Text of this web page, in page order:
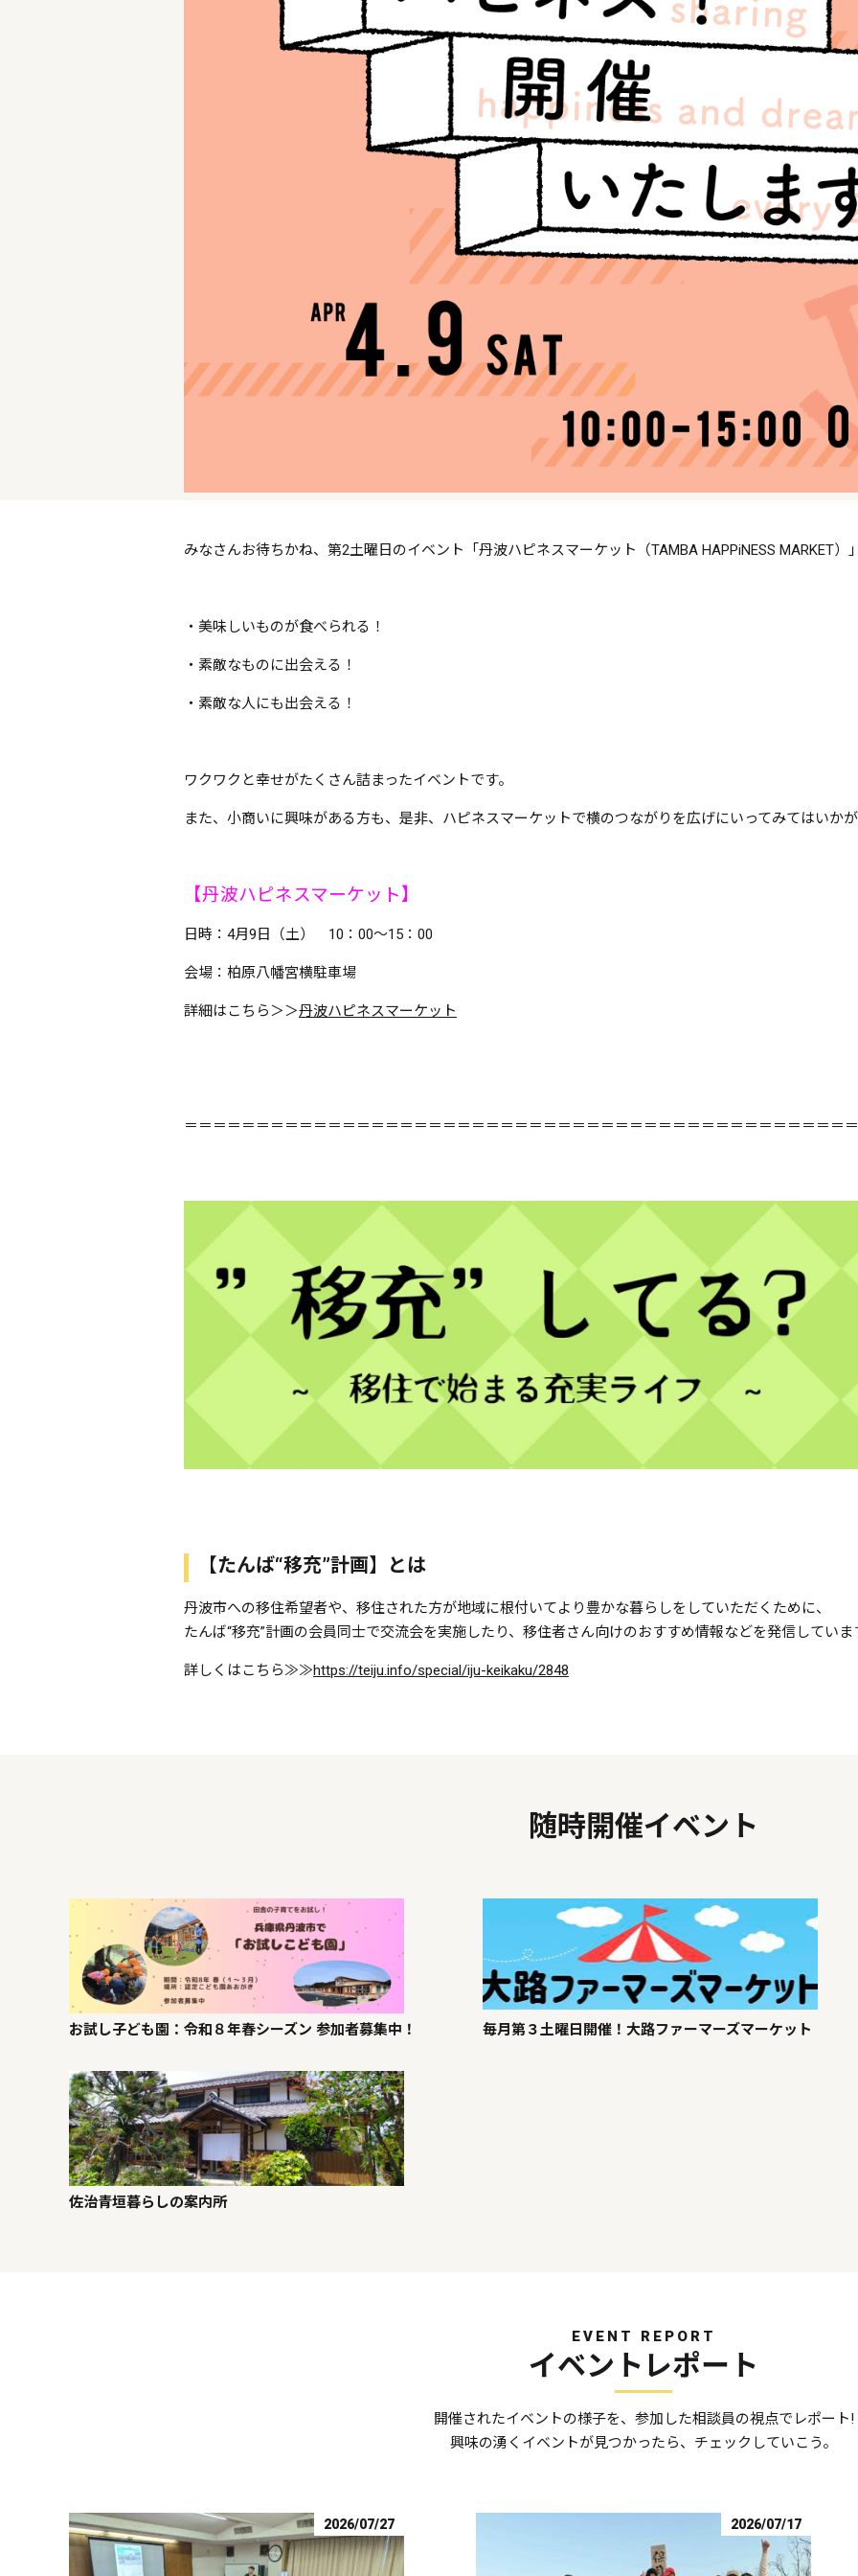
みなさんお待ちかね、第2土曜日のイベント「丹波ハピネスマーケット（TAMBA HAPPiNESS MARKET
・美味しいものが食べられる！
・素敵なものに出会える！
・素敵な人にも出会える！
ワクワクと幸せがたくさん詰まったイベントです。
また、小商いに興味がある方も、是非、ハピネスマーケットで横のつながりを広げにいってみてはいか
【丹波ハピネスマーケット】
日時：4月9日（土） 10：00～15：00
会場：柏原八幡宮横駐車場
詳細はこちら＞＞丹波ハピネスマーケット
＝＝＝＝＝＝＝＝＝＝＝＝＝＝＝＝＝＝＝＝＝＝＝＝＝＝＝＝＝＝＝＝＝＝＝＝＝＝＝＝＝＝＝＝＝＝
【たんば“移充”計画】とは
丹波市への移住希望者や、移住された方が地域に根付いてより豊かな暮らしをしていただくために、
たんば“移充”計画の会員同士で交流会を実施したり、移住者さん向けのおすすめ情報などを発信していま
詳しくはこちら≫≫https://teiju.info/special/iju-keikaku/2848
随時開催イベント
お試し子ども園：令和８年春シーズン 参加者募集中！ 毎月第３土曜日開催！大路ファーマーズマーケット
佐治青垣暮らしの案内所
EVENT REPORT
イベントレポート
開催されたイベントの様子を、参加した相談員の視点でレポート!
興味の湧くイベントが見つかったら、チェックしていこう。
2026/07/27 2026/07/17